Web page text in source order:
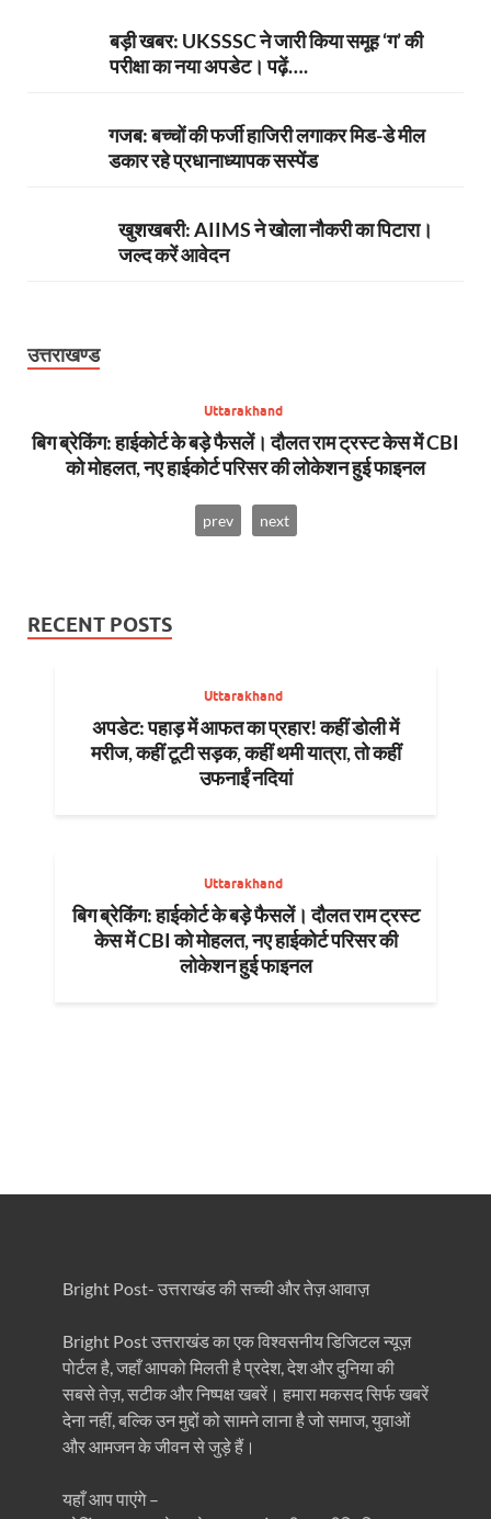
बड़ी खबर: UKSSSC ने जारी किया समूह ‘ग’ की
परीक्षा का नया अपडेट। पढ़ें….
गजब: बच्चों की फर्जी हाजिरी लगाकर मिड-डे मील
डकार रहे प्रधानाध्यापक सस्पेंड
खुशखबरी: AIIMS ने खोला नौकरी का पिटारा।
जल्द करें आवेदन
उत्तराखण्ड
Uttarakhand
बिग ब्रेकिंग: हाईकोर्ट के बड़े फैसलें। दौलत राम ट्रस्ट केस में CBI
को मोहलत, नए हाईकोर्ट परिसर की लोकेशन हुई फाइनल
prev next
RECENT POSTS
Uttarakhand
अपडेट: पहाड़ में आफत का प्रहार! कहीं डोली में
मरीज, कहीं टूटी सड़क, कहीं थमी यात्रा, तो कहीं
उफनाईं नदियां
Uttarakhand
बिग ब्रेकिंग: हाईकोर्ट के बड़े फैसलें। दौलत राम ट्रस्ट
केस में CBI को मोहलत, नए हाईकोर्ट परिसर की
लोकेशन हुई फाइनल
Bright Post- उत्तराखंड की सच्ची और तेज़ आवाज़
Bright Post उत्तराखंड का एक विश्वसनीय डिजिटल न्यूज़
पोर्टल है, जहाँ आपको मिलती है प्रदेश, देश और दुनिया की
सबसे तेज़, सटीक और निष्पक्ष खबरें। हमारा मकसद सिर्फ खबरें
देना नहीं, बल्कि उन मुद्दों को सामने लाना है जो समाज, युवाओं
और आमजन के जीवन से जुड़े हैं।
यहाँ आप पाएंगे –